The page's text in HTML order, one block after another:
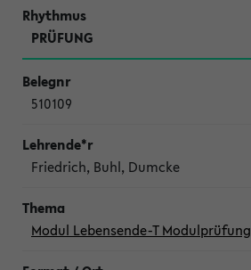
PRÜFUNG
510109
Friedrich, Buhl, Dumcke
Modul Lebensende-T Modulprüfung